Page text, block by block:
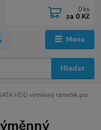
Menu
Hledat
0 ks
za 0 Kč
HDD výměnný rámeček pro